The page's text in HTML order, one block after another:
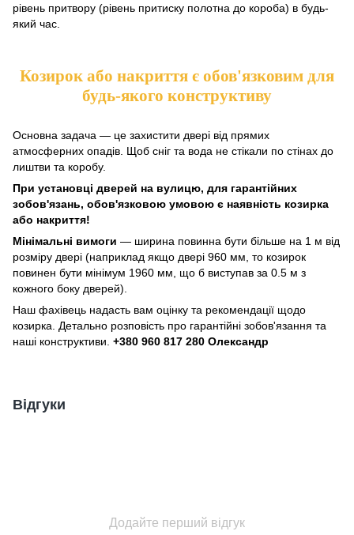
рівень притвору (рівень притиску полотна до короба) в будь-
який час.
Козирок або накриття є обов'язковим для
будь-якого конструктиву
Основна задача — це захистити двері від прямих
атмосферних опадів. Щоб сніг та вода не стікали по стінах до
лиштви та коробу.
При установці дверей на вулицю, для гарантійних
зобов'язань, обов'язковою умовою є наявність козирка
або накриття!
Мінімальні вимоги — ширина повинна бути більше на 1 м від
розміру двері (наприклад якщо двері 960 мм, то козирок
повинен бути мінімум 1960 мм, що б виступав за 0.5 м з
кожного боку дверей).
Наш фахівець надасть вам оцінку та рекомендації щодо
козирка. Детально розповість про гарантійні зобов'язання та
наші конструктиви. +380 960 817 280 Олександр
Відгуки
Додайте перший відгук